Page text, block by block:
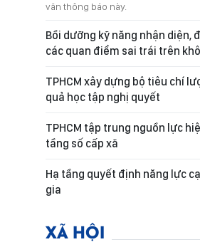
văn thông báo này.
Bồi dưỡng kỹ năng nhận diện,
các quan điểm sai trái trên
TPHCM xây dựng bộ tiêu chí
quả học tập nghị quyết
TPHCM tập trung nguồn lực
tầng số cấp xã
Hạ tầng quyết định năng lực
gia
XÃ HỘI